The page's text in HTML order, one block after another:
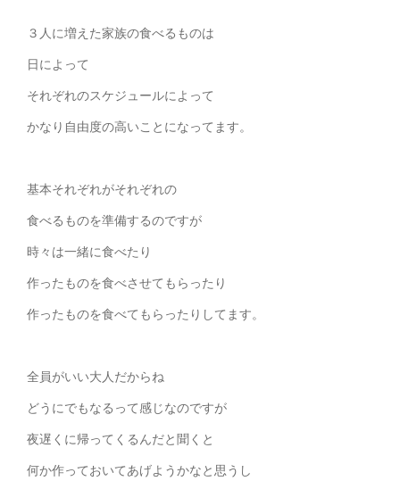
３人に増えた家族の食べるものは
日によって
それぞれのスケジュールによって
かなり自由度の高いことになってます。
基本それぞれがそれぞれの
食べるものを準備するのですが
時々は一緒に食べたり
作ったものを食べさせてもらったり
作ったものを食べてもらったりしてます。
全員がいい大人だからね
どうにでもなるって感じなのですが
夜遅くに帰ってくるんだと聞くと
何か作っておいてあげようかなと思うし